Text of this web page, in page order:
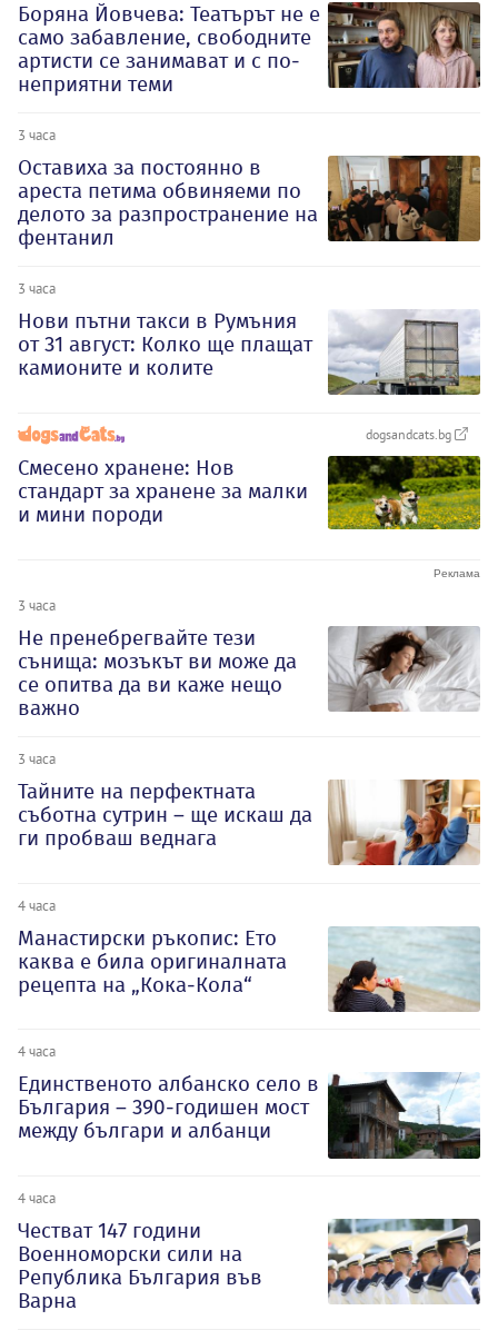
Боряна Йовчева: Театърът не е
само забавление, свободните
артисти се занимават и с по-
неприятни теми
3 часа
Оставиха за постоянно в
ареста петима обвиняеми по
делото за разпространение на
фентанил
3 часа
Нови пътни такси в Румъния
от 31 август: Колко ще плащат
камионите и колите
dogsandcats.bg
Смесено хранене: Нов
стандарт за хранене за малки
и мини породи
3 часа
Не пренебрегвайте тези
сънища: мозъкът ви може да
се опитва да ви каже нещо
важно
3 часа
Тайните на перфектната
съботна сутрин – ще искаш да
ги пробваш веднага
4 часа
Манастирски ръкопис: Ето
каква е била оригиналната
рецепта на „Кока-Кола“
4 часа
Единственото албанско село в
България – 390-годишен мост
между българи и албанци
4 часа
Честват 147 години
Военноморски сили на
Република България във
Варна